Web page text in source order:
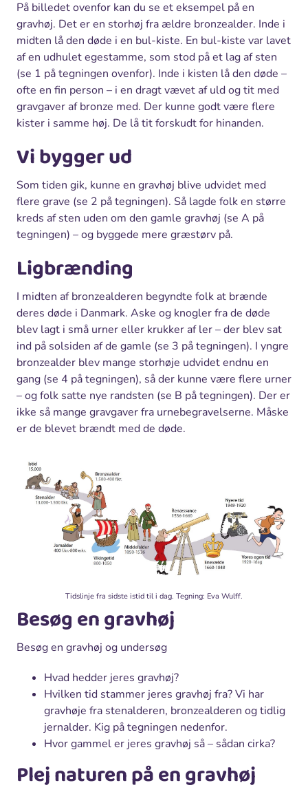
På billedet ovenfor kan du se et eksempel på en
gravhøj. Det er en storhøj fra ældre bronzealder. Inde i
midten lå den døde i en bul-kiste. En bul-kiste var lavet
af en udhulet egestamme, som stod på et lag af sten
(se 1 på tegningen ovenfor). Inde i kisten lå den døde –
ofte en fin person – i en dragt vævet af uld og tit med
gravgaver af bronze med. Der kunne godt være flere
kister i samme høj. De lå tit forskudt for hinanden.
Vi bygger ud
Som tiden gik, kunne en gravhøj blive udvidet med
flere grave (se 2 på tegningen). Så lagde folk en større
kreds af sten uden om den gamle gravhøj (se A på
tegningen) – og byggede mere græstørv på.
Ligbrænding
I midten af bronzealderen begyndte folk at brænde
deres døde i Danmark. Aske og knogler fra de døde
blev lagt i små urner eller krukker af ler – der blev sat
ind på solsiden af de gamle (se 3 på tegningen). I yngre
bronzealder blev mange storhøje udvidet endnu en
gang (se 4 på tegningen), så der kunne være flere urner
– og folk satte nye randsten (se B på tegningen). Der er
ikke så mange gravgaver fra urnebegravelserne. Måske
er de blevet brændt med de døde.
Tidslinje fra sidste istid til i dag. Tegning: Eva Wulff.
Besøg en gravhøj
Besøg en gravhøj og undersøg
Hvad hedder jeres gravhøj?
Hvilken tid stammer jeres gravhøj fra? Vi har
gravhøje fra stenalderen, bronzealderen og tidlig
jernalder. Kig på tegningen nedenfor.
Hvor gammel er jeres gravhøj så – sådan cirka?
Plej naturen på en gravhøj